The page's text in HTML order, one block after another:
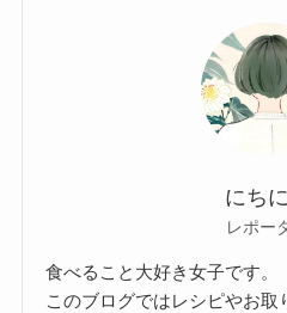
にち
レポー
食べること大好き女子です。
このブログではレシピやお取